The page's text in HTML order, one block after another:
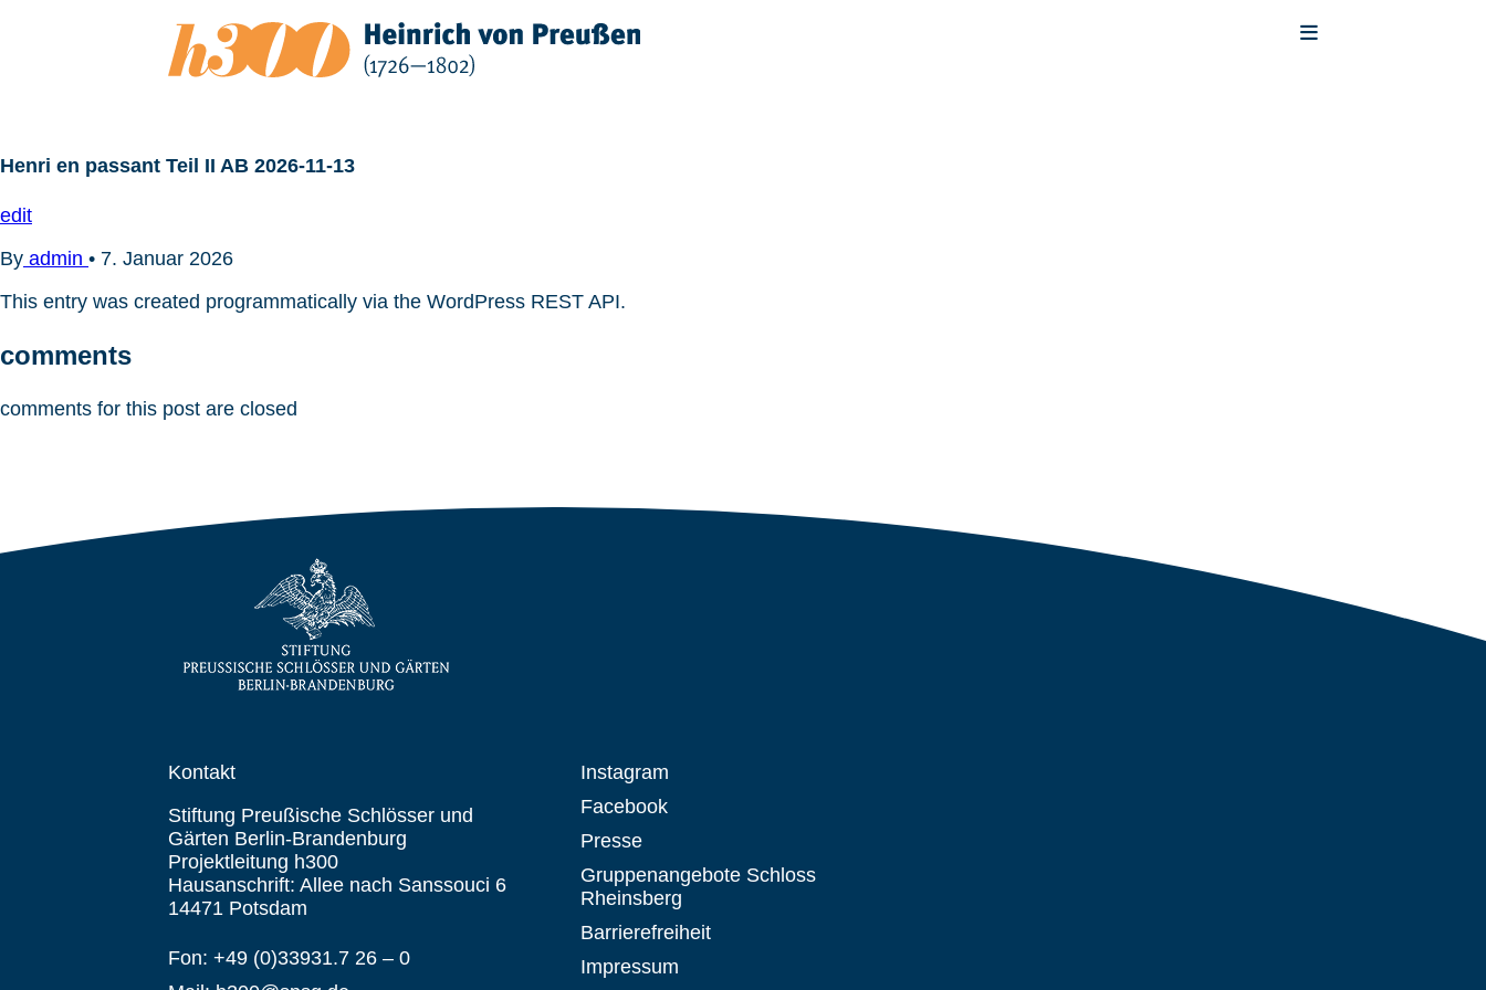
Henri en passant Teil II AB 2026-11-13
edit
By admin • 7. Januar 2026
This entry was created programmatically via the WordPress REST API.
comments
comments for this post are closed
Kontakt
Stiftung Preußische Schlösser und
Gärten Berlin-Brandenburg
Projektleitung h300
Hausanschrift: Allee nach Sanssouci 6
14471 Potsdam
Fon: +49 (0)33931.7 26 – 0
Instagram
Facebook
Presse
Gruppenangebote Schloss
Rheinsberg
Barrierefreiheit
Impressum